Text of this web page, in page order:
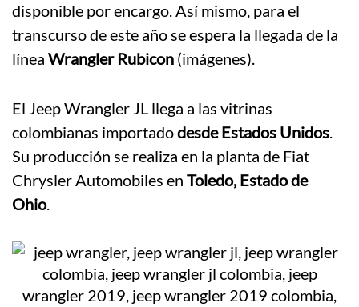
disponible por encargo. Así mismo, para el
transcurso de este año se espera la llegada de la
línea Wrangler Rubicon (imágenes).
El Jeep Wrangler JL llega a las vitrinas
colombianas importadodesde Estados Unidos.
Su producción se realiza en la planta de Fiat
Chrysler Automobiles en Toledo, Estado de
Ohio.